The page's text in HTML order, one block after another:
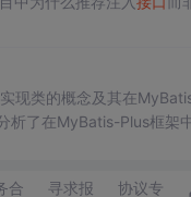
现类的概念及其在
析了在MyBatis-Plus框架
合
寻求报
协议专